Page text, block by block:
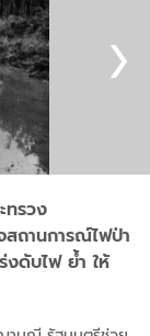
รวง
สถานการณ์ไฟป่า
งดับไฟ ย้ำ ให้